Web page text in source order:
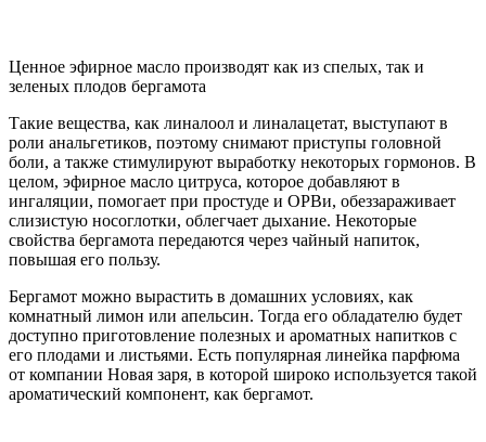
Ценное эфирное масло производят как из спелых, так и
зеленых плодов бергамота
Такие вещества, как линалоол и линалацетат, выступают в
роли анальгетиков, поэтому снимают приступы головной
боли, а также стимулируют выработку некоторых гормонов. В
целом, эфирное масло цитруса, которое добавляют в
ингаляции, помогает при простуде и ОРВи, обеззараживает
слизистую носоглотки, облегчает дыхание. Некоторые
свойства бергамота передаются через чайный напиток,
повышая его пользу.
Бергамот можно вырастить в домашних условиях, как
комнатный лимон или апельсин. Тогда его обладателю будет
доступно приготовление полезных и ароматных напитков с
его плодами и листьями. Есть популярная линейка парфюма
от компании Новая заря, в которой широко используется такой
ароматический компонент, как бергамот.